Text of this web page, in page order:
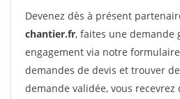
Devenez dès à présent
chantier.fr, faites une demande
engagement via notre
demandes de devis et trouver
demande validée, vous recevrez